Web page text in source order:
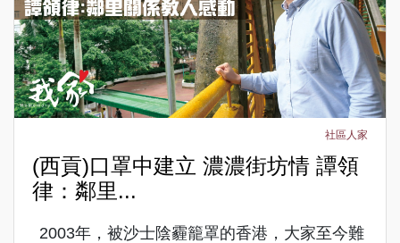
社區人家
(西貢)口罩中建立 濃濃街坊情 譚領
律：鄰里...
2003年，被沙士陰霾籠罩的香港，大家至今難